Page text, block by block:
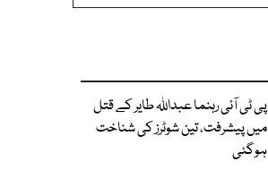
پی ٹی آئی رہنما عبداللہ طایر کے قتل
میں پیشرفت، تین شوٹرز کی شناخت
ہوگئی